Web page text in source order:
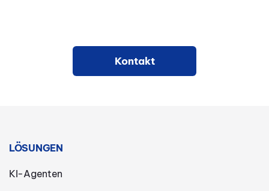
Kontakt
LÖSUNGEN
KI-Agenten